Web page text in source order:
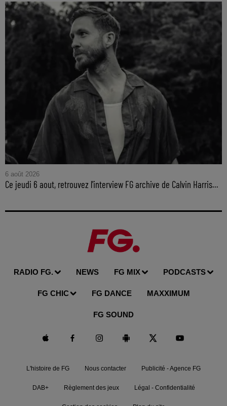
6 août 2026
Ce jeudi 6 aout, retrouvez l'interview FG archive de Calvin Harris...
RADIO FG. NEWS FG MIX PODCASTS
FG CHIC FG DANCE MAXXIMUM
FG SOUND
L'histoire de FG Nous contacter Publicité - Agence FG
DAB+ Règlement des jeux Légal - Confidentialité